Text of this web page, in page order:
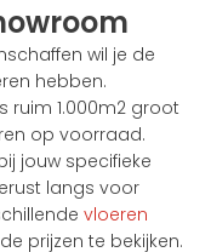
wil je de
hebben.
ruim 1.000m2 groot
op voorraad.
jouw specifieke
langs voor
vloeren
prijzen te bekijken.